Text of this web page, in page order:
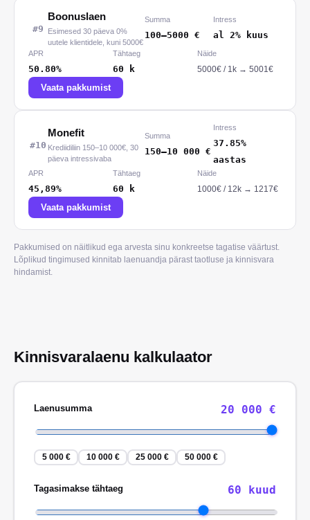
#9
Boonuslaen
Esimesed 30 päeva 0%
uutele klientidele, kuni 5000€
Summa
100–5000 €
Intress
al 2% kuus
APR
50.80%
Tähtaeg
60 k
Näide
5000€ / 1 k → 5001€
Vaata pakkumist
#10
Monefit
Krediidiliin 150–10 000€, 30
päeva intressivaba
Summa
150–10 000 €
Intress
37.85%
aastas
APR
45,89%
Tähtaeg
60 k
Näide
1000€ / 12 k → 1217€
Vaata pakkumist
Pakkumised on näitlikud ega arvesta sinu konkreetse tagatise väärtust.
Lõplikud tingimused kinnitab laenuandja pärast taotluse ja kinnisvara
hindamist.
Kinnisvaralaenu kalkulaator
Laenusumma 20 000 €
5 000 € 10 000 € 25 000 € 50 000 €
Tagasimakse tähtaeg 60 kuud